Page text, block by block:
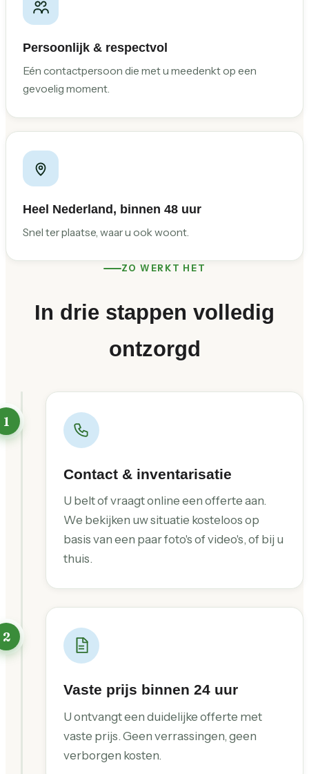
Persoonlijk & respectvol
Eén contactpersoon die met u meedenkt op een
gevoelig moment.
Heel Nederland, binnen 48 uur
Snel ter plaatse, waar u ook woont.
ZO WERKT HET
In drie stappen volledig
ontzorgd
1
Contact & inventarisatie
U belt of vraagt online een offerte aan.
We bekijken uw situatie kosteloos op
basis van een paar foto's of video's, of bij u
thuis.
2
Vaste prijs binnen 24 uur
U ontvangt een duidelijke offerte met
vaste prijs. Geen verrassingen, geen
verborgen kosten.